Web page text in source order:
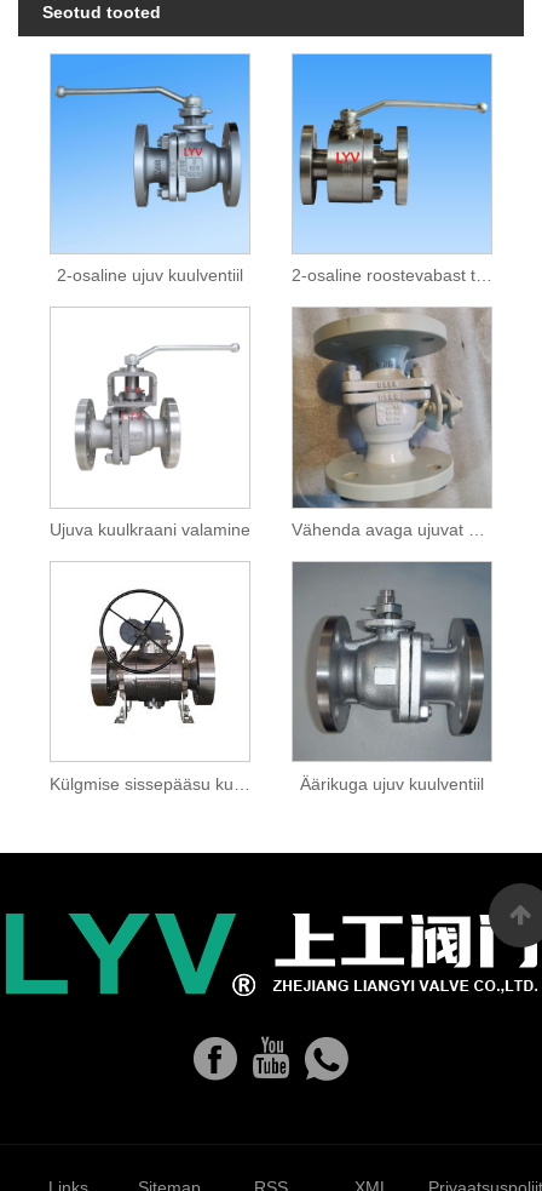
Seotud tooted
2-osaline ujuv kuulventiil
Ujuva kuulkraani valamine
Äärikuga ujuv kuulventiil
Links Sitemap RSS XML